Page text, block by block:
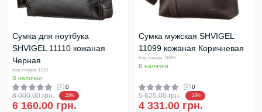
Сумка для ноутбука
SHVIGEL 11110 кожаная
Черная
Код товара: 11110
В наличии
0
8 000.00 грн. -23%
6 160.00 грн.
Сумка мужская SHVIGEL
11099 кожаная Коричневая
Код товара: 11099
В наличии
0
5 625.00 грн. -23%
4 331.00 грн.